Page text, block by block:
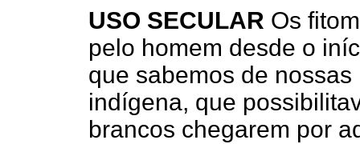
USO SECULAR Os
pelo homem desde o
que sabemos de
indígena, que
brancos chegarem por